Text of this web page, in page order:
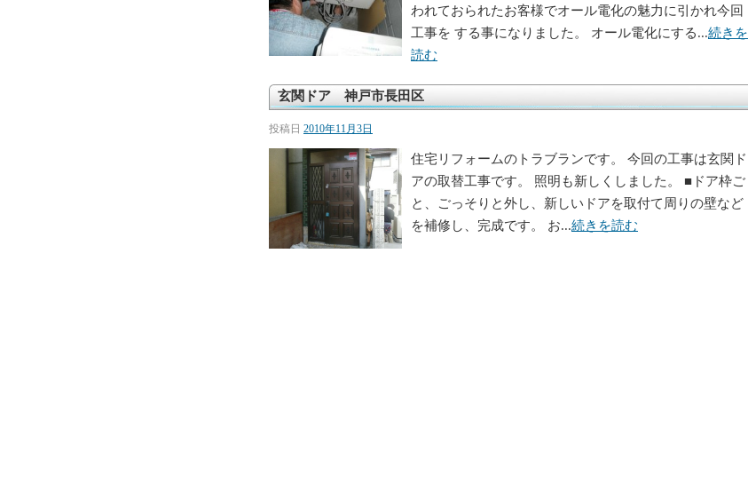
われておられたお客様でオール電化の魅力に引かれ今回
工事を する事になりました。 オール電化にする...続きを
読む
玄関ドア 神戸市長田区
投稿日 2010年11月3日
住宅リフォームのトラブランです。 今回の工事は玄関ド
アの取替工事です。 照明も新しくしました。 ■ドア枠ご
と、ごっそりと外し、新しいドアを取付て周りの壁など
を補修し、完成です。 お...続きを読む